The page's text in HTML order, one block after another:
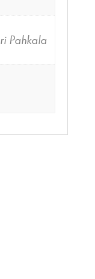
Pahkala